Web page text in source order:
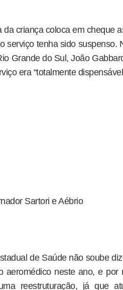
da criança coloca em cheque
serviço tenha sido suspenso.
Grande do Sul, João
era “totalmente
Sartori e Aébrio
de Saúde não soube
aeromédico neste ano, e
reestruturação, já que